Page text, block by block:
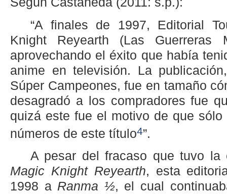
“A finales de 1997, Editorial
Knight Reyearth (Las Guerreras
aprovechando el éxito que había
anime en televisión. La
Súper Campeones, fue en tamaño
desagradó a los compradores fue
quizá este fue el motivo de que
números de este título4”.
A pesar del fracaso que tuvo la
Magic Knight Reyearth, esta
1998 a Ranma ½, el cual